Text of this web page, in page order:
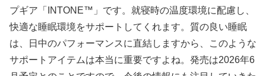
プギア「INTONE™」です。就寝時の温度環境に配慮し、
快適な睡眠環境をサポートしてくれます。質の良い睡眠
は、日中のパフォーマンスに直結しますから、このような
サポートアイテムは本当に重要ですよね。発売は2026年6